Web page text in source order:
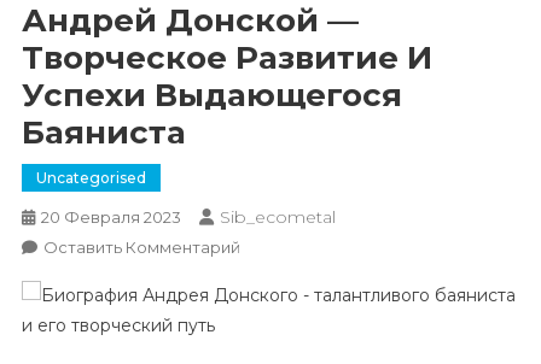
Андрей Донской —
Творческое Развитие И
Успехи Выдающегося
Баяниста
Uncategorised
20 Февраля 2023 Sib_ecometal
Оставить КомментарийК
Донской